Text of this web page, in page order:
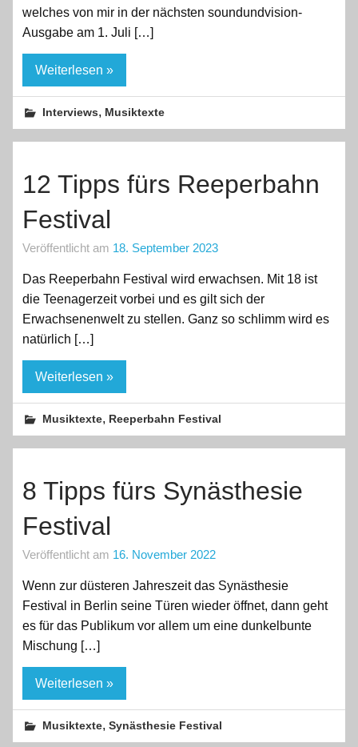
welches von mir in der nächsten soundundvision-
Ausgabe am 1. Juli […]
Weiterlesen »
Interviews, Musiktexte
12 Tipps fürs Reeperbahn
Festival
Veröffentlicht am 18. September 2023
Das Reeperbahn Festival wird erwachsen. Mit 18 ist
die Teenagerzeit vorbei und es gilt sich der
Erwachsenenwelt zu stellen. Ganz so schlimm wird es
natürlich […]
Weiterlesen »
Musiktexte, Reeperbahn Festival
8 Tipps fürs Synästhesie
Festival
Veröffentlicht am 16. November 2022
Wenn zur düsteren Jahreszeit das Synästhesie
Festival in Berlin seine Türen wieder öffnet, dann geht
es für das Publikum vor allem um eine dunkelbunte
Mischung […]
Weiterlesen »
Musiktexte,Synästhesie Festival